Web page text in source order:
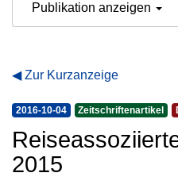
Publikation anzeigen
Zur Kurzanzeige
2016-10-04 Zeitschriftenartikel
2015